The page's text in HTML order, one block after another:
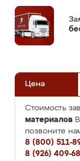
Цена
Стоимость
материалов
позвоните
8 (800) 511-
8 (926) 409-